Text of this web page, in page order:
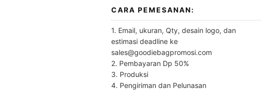
CARA PEMESANAN:
1. Email, ukuran, Qty, desain logo, dan
estimasi deadline ke
sales@goodiebagpromosi.com
2. Pembayaran Dp 50%
3. Produksi
4. Pengiriman dan Pelunasan